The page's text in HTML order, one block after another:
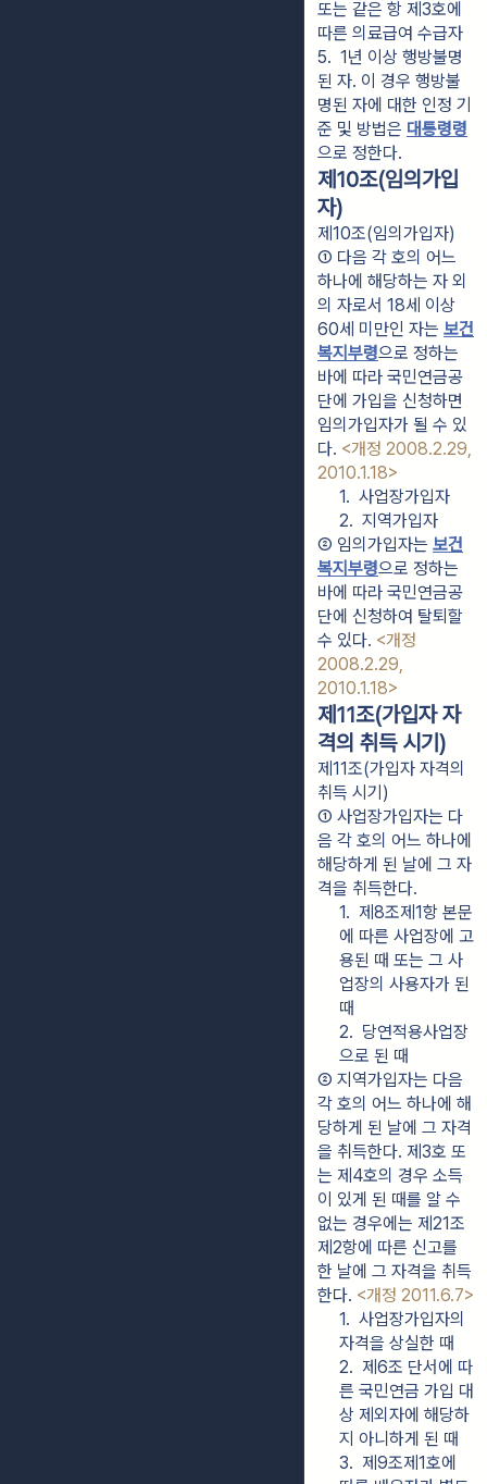
또는 같은 항 제3호에
따른 의료급여 수급자
5.  1년 이상 행방불명
된 자. 이 경우 행방불
명된 자에 대한 인정 기
준 및 방법은 대통령령
으로 정한다.
제10조(임의가입
자)
제10조(임의가입자)
① 다음 각 호의 어느
하나에 해당하는 자 외
의 자로서 18세 이상
60세 미만인 자는 보건
복지부령으로 정하는
바에 따라 국민연금공
단에 가입을 신청하면
임의가입자가 될 수 있
다. <개정 2008.2.29,
2010.1.18>
1.  사업장가입자
2.  지역가입자
② 임의가입자는 보건
복지부령으로 정하는
바에 따라 국민연금공
단에 신청하여 탈퇴할
수 있다. <개정
2008.2.29,
2010.1.18>
제11조(가입자 자
격의 취득 시기)
제11조(가입자 자격의
취득 시기)
① 사업장가입자는 다
음 각 호의 어느 하나에
해당하게 된 날에 그 자
격을 취득한다.
1.  제8조제1항 본문
에 따른 사업장에 고
용된 때 또는 그 사
업장의 사용자가 된
때
2.  당연적용사업장
으로 된 때
② 지역가입자는 다음
각 호의 어느 하나에 해
당하게 된 날에 그 자격
을 취득한다. 제3호 또
는 제4호의 경우 소득
이 있게 된 때를 알 수
없는 경우에는 제21조
제2항에 따른 신고를
한 날에 그 자격을 취득
한다. <개정 2011.6.7>
1.  사업장가입자의
자격을 상실한 때
2.  제6조 단서에 따
른 국민연금 가입 대
상 제외자에 해당하
지 아니하게 된 때
3.  제9조제1호에